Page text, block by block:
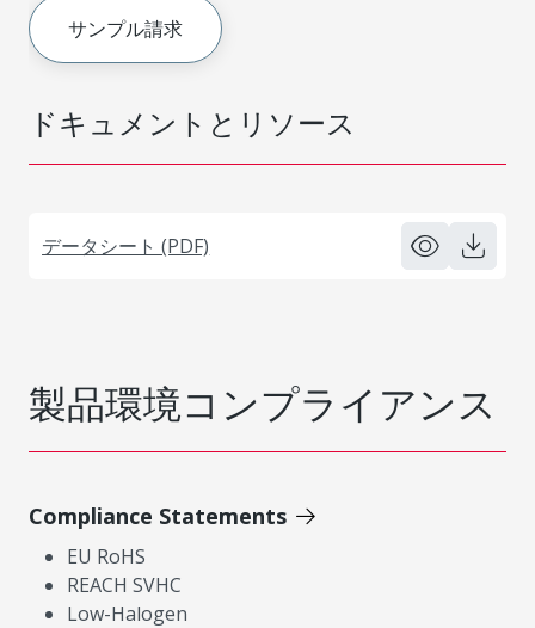
ドキュメントとリソース
データシート (PDF)
サンプル請求
製品環境コンプライアンス
Compliance Statements
EU RoHS
REACH SVHC
Low-Halogen